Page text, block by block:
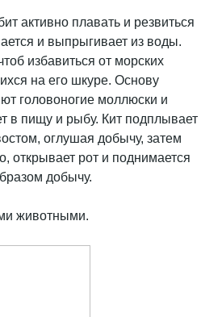
активно плавать и резвиться
и выпрыгивает из воды.
избавиться от морских
на его шкуре. Основу
головоногие моллюски и
в пищу и рыбу. Кит подплывает
оглушая добычу, затем
открывает рот и поднимается
добычу.